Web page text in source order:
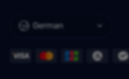
German